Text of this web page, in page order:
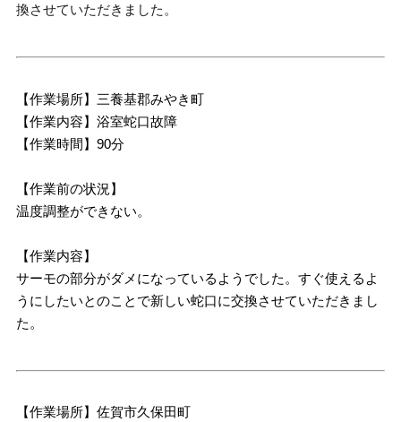
換させていただきました。
【作業場所】三養基郡みやき町
【作業内容】浴室蛇口故障
【作業時間】90分
【作業前の状況】
温度調整ができない。
【作業内容】
サーモの部分がダメになっているようでした。すぐ使えるよ
うにしたいとのことで新しい蛇口に交換させていただきまし
た。
【作業場所】佐賀市久保田町